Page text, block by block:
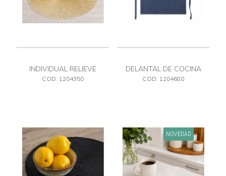
INDIVIDUAL RELIEVE
DORADO PVC
COD: 1204350
DELANTAL DE COCINA
COD: 1204680
NOVEDAD